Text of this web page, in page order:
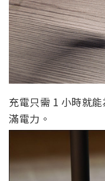
充電只需 1 小時就
滿電力。